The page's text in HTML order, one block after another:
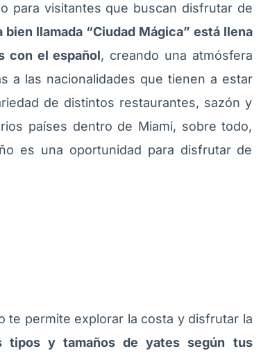
para visitantes que buscan disfrutar de
bien llamada “Ciudad Mágica” está llena
con el español, creando una atmósfera
a las nacionalidades que tienen a estar
de distintos restaurantes, sazón y
países dentro de Miami, sobre todo,
es una oportunidad para disfrutar de
te permite explorar la costa y disfrutar la
tipos y tamaños de yates según tus